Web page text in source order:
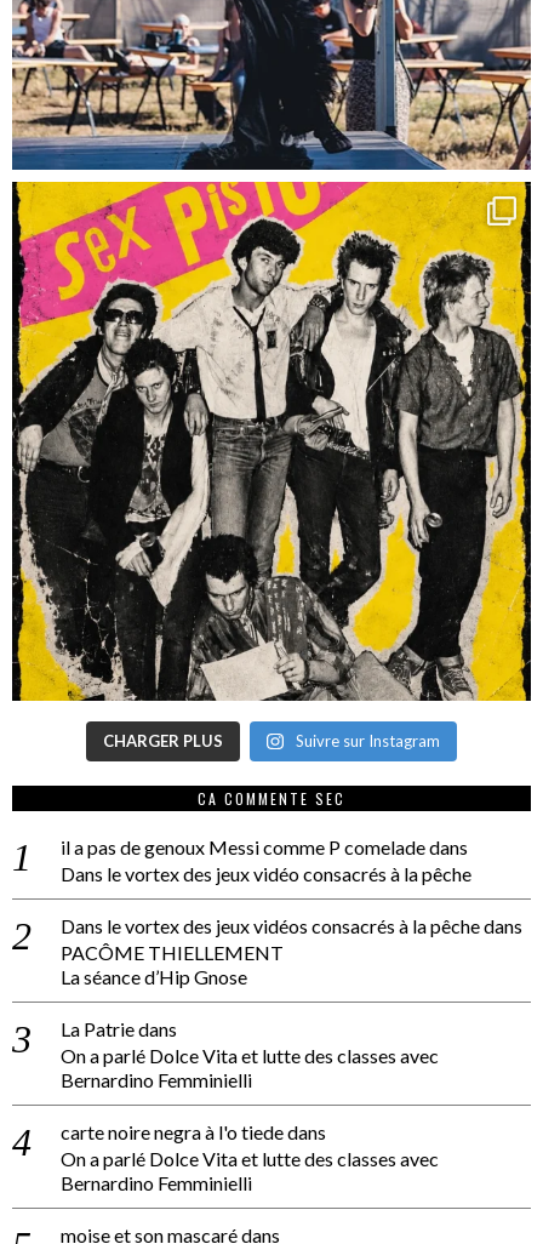
CHARGER PLUS Suivre sur Instagram
CA COMMENTE SEC
il a pas de genoux Messi comme P comeladedans
Dans le vortex des jeux vidéo consacrés à la pêche
Dans le vortex des jeux vidéos consacrés à la pêchedans
PACÔME THIELLEMENT
La séance d’Hip Gnose
La Patriedans
On a parlé Dolce Vita et lutte des classes avec
Bernardino Femminielli
carte noire negra à l'o tiededans
On a parlé Dolce Vita et lutte des classes avec
Bernardino Femminielli
moise et son mascarédans